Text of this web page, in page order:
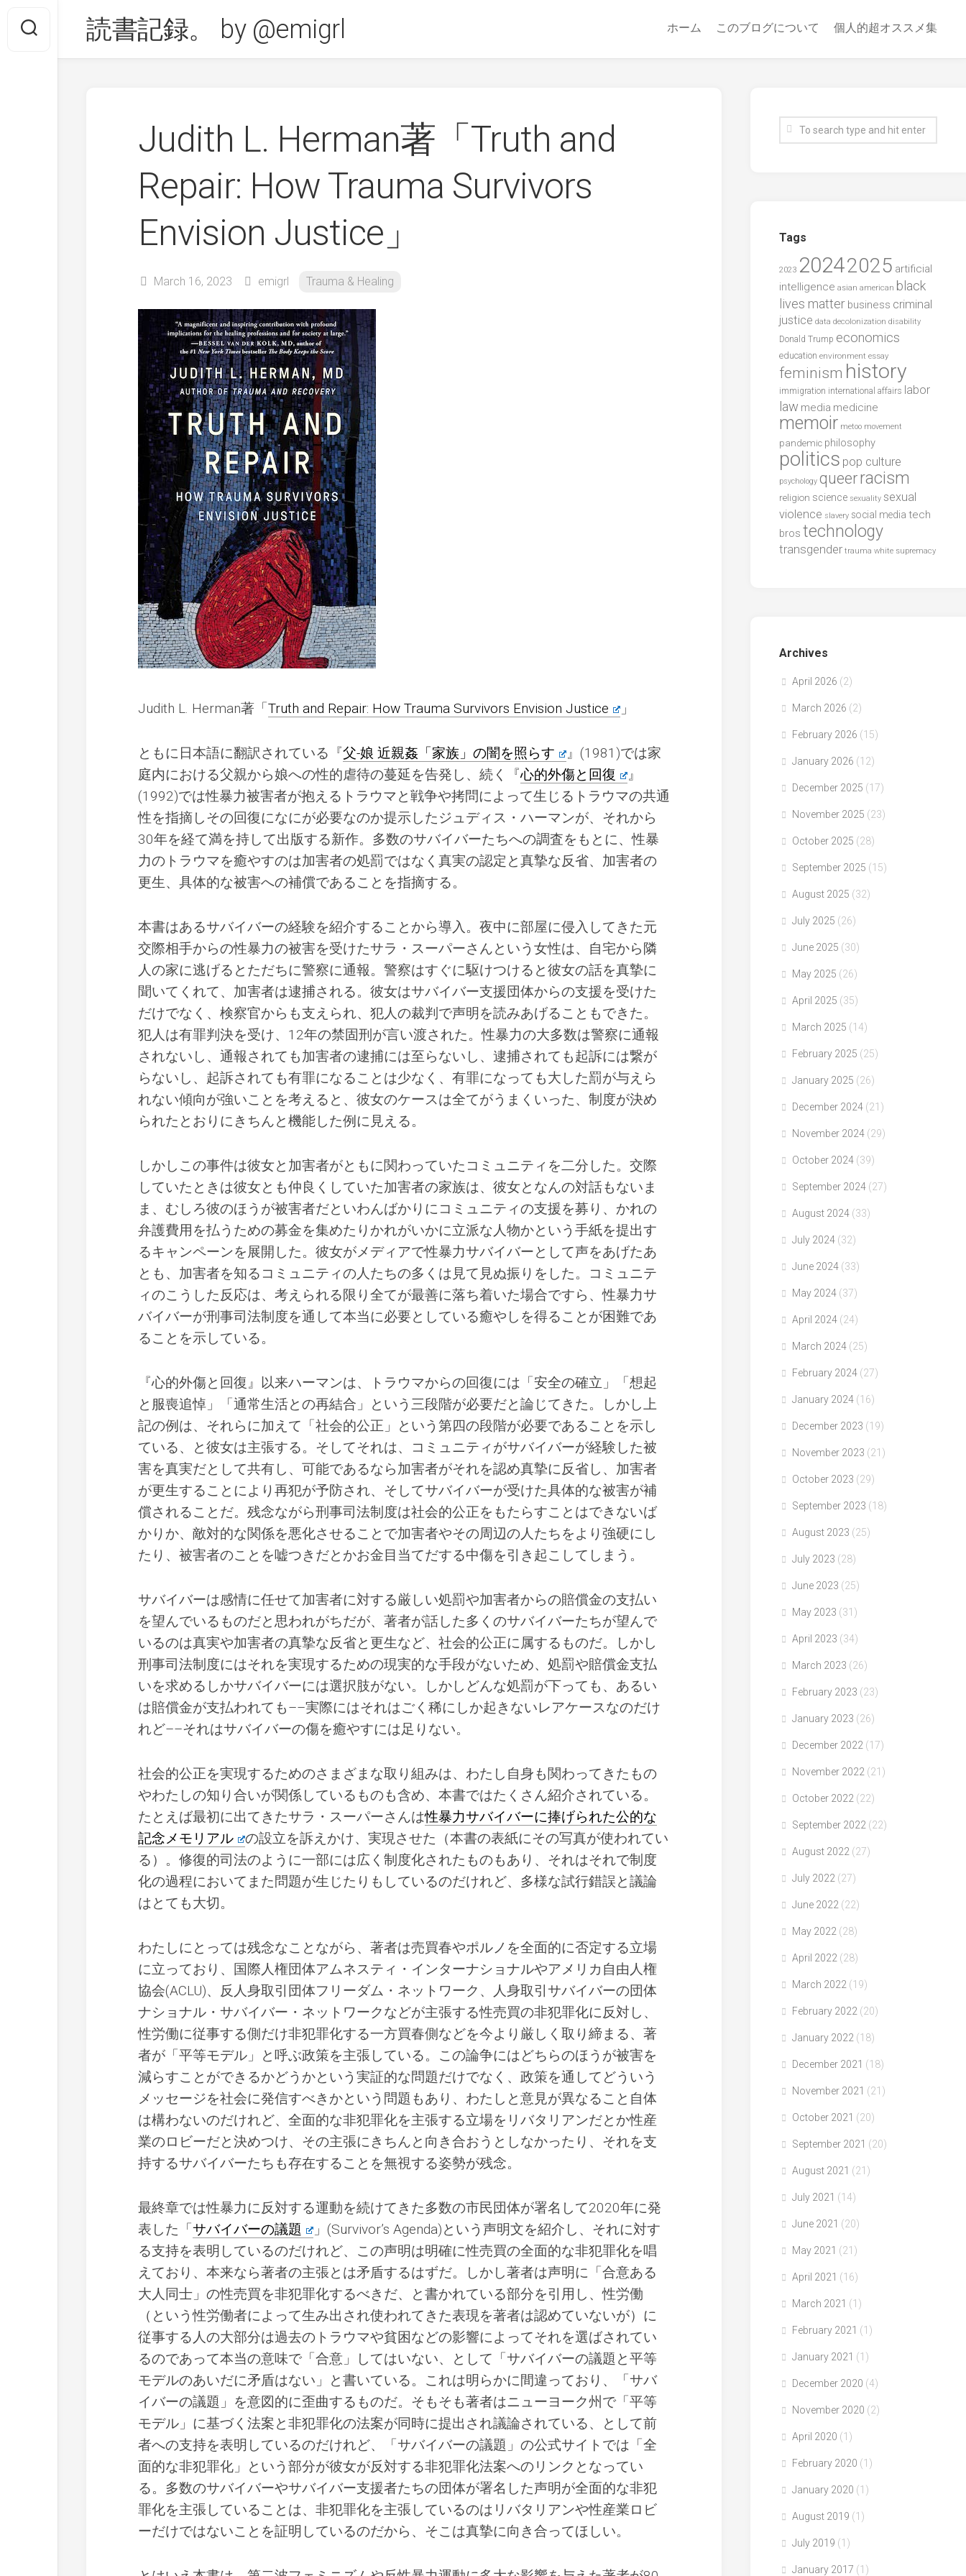
content
読書記録。 by @emigrl ホーム このブログについて 個人的超オススメ集
Judith L. Herman著「Truth and
Repair: How Trauma Survivors
Envision Justice」
March 16, 2023 emigrl Trauma & Healing
Judith L. Herman著「Truth and Repair: How Trauma Survivors Envision Justice 」
ともに日本語に翻訳されている『父-娘 近親姦「家族」の闇を照らす
』(1981)では家
庭内における父親から娘への性的虐待の蔓延を告発し、続く『心的外傷と回復
』
(1992)では性暴力被害者が抱えるトラウマと戦争や拷問によって生じるトラウマの共通
性を指摘しその回復になにが必要なのか提示したジュディス・ハーマンが、それから
30年を経て満を持して出版する新作。多数のサバイバーたちへの調査をもとに、性暴
力のトラウマを癒やすのは加害者の処罰ではなく真実の認定と真摯な反省、加害者の
更生、具体的な被害への補償であることを指摘する。
本書はあるサバイバーの経験を紹介することから導入。夜中に部屋に侵入してきた元
交際相手からの性暴力の被害を受けたサラ・スーパーさんという女性は、自宅から隣
人の家に逃げるとただちに警察に通報。警察はすぐに駆けつけると彼女の話を真摯に
聞いてくれて、加害者は逮捕される。彼女はサバイバー支援団体からの支援を受けた
だけでなく、検察官からも支えられ、犯人の裁判で声明を読みあげることもできた。
犯人は有罪判決を受け、12年の禁固刑が言い渡された。性暴力の大多数は警察に通報
されないし、通報されても加害者の逮捕には至らないし、逮捕されても起訴には繋が
らないし、起訴されても有罪になることは少なく、有罪になっても大した罰が与えら
れない傾向が強いことを考えると、彼女のケースは全てがうまくいった、制度が決め
られたとおりにきちんと機能した例に見える。
しかしこの事件は彼女と加害者がともに関わっていたコミュニティを二分した。交際
していたときは彼女とも仲良くしていた加害者の家族は、彼女となんの対話もないま
ま、むしろ彼のほうが被害者だといわんばかりにコミュニティの支援を募り、かれの
弁護費用を払うための募金を集めたりかれがいかに立派な人物かという手紙を提出す
るキャンペーンを展開した。彼女がメディアで性暴力サバイバーとして声をあげたあ
とも、加害者を知るコミュニティの人たちの多くは見て見ぬ振りをした。コミュニテ
ィのこうした反応は、考えられる限り全てが最善に落ち着いた場合ですら、性暴力サ
バイバーが刑事司法制度を通して本当に必要としている癒やしを得ることが困難であ
ることを示している。
『心的外傷と回復』以来ハーマンは、トラウマからの回復には「安全の確立」「想起
と服喪追悼」「通常生活との再結合」という三段階が必要だと論じてきた。しかし上
記の例は、それらに加えて「社会的公正」という第四の段階が必要であることを示し
ている、と彼女は主張する。そしてそれは、コミュニティがサバイバーが経験した被
害を真実だとして共有し、可能であるなら加害者がそれを認め真摯に反省し、加害者
が更生することにより再犯が予防され、そしてサバイバーが受けた具体的な被害が補
償されることだ。残念ながら刑事司法制度は社会的公正をもたらすことはできないば
かりか、敵対的な関係を悪化させることで加害者やその周辺の人たちをより強硬にし
たり、被害者のことを嘘つきだとかお金目当てだする中傷を引き起こしてしまう。
サバイバーは感情に任せて加害者に対する厳しい処罰や加害者からの賠償金の支払い
を望んでいるものだと思われがちだが、著者が話した多くのサバイバーたちが望んで
いるのは真実や加害者の真摯な反省と更生など、社会的公正に属するものだ。しかし
刑事司法制度にはそれを実現するための現実的な手段がないため、処罰や賠償金支払
いを求めるしかサバイバーには選択肢がない。しかしどんな処罰が下っても、あるい
は賠償金が支払われても––実際にはそれはごく稀にしか起きないレアケースなのだけ
れど––それはサバイバーの傷を癒やすには足りない。
社会的公正を実現するためのさまざまな取り組みは、わたし自身も関わってきたもの
やわたしの知り合いが関係しているものも含め、本書ではたくさん紹介されている。
たとえば最初に出てきたサラ・スーパーさんは性暴力サバイバーに捧げられた公的な
記念メモリアル
の設立を訴えかけ、実現させた（本書の表紙にその写真が使われてい
る）。修復的司法のように一部には広く制度化されたものもあり、それはそれで制度
化の過程においてまた問題が生じたりもしているのだけれど、多様な試行錯誤と議論
はとても大切。
わたしにとっては残念なことながら、著者は売買春やポルノを全面的に否定する立場
に立っており、国際人権団体アムネスティ・インターナショナルやアメリカ自由人権
協会(ACLU)、反人身取引団体フリーダム・ネットワーク、人身取引サバイバーの団体
ナショナル・サバイバー・ネットワークなどが主張する性売買の非犯罪化に反対し、
性労働に従事する側だけ非犯罪化する一方買春側などを今より厳しく取り締まる、著
者が「平等モデル」と呼ぶ政策を主張している。この論争にはどちらのほうが被害を
減らすことができるかどうかという実証的な問題だけでなく、政策を通してどういう
メッセージを社会に発信すべきかという問題もあり、わたしと意見が異なること自体
は構わないのだけれど、全面的な非犯罪化を主張する立場をリバタリアンだとか性産
業のロビーだと決めつけ、その主張にきちんと向き合おうとしなかったり、それを支
持するサバイバーたちも存在することを無視する姿勢が残念。
最終章では性暴力に反対する運動を続けてきた多数の市民団体が署名して2020年に発
表した「サバイバーの議題
」(Survivor’s Agenda)という声明文を紹介し、それに対す
る支持を表明しているのだけれど、この声明は明確に性売買の全面的な非犯罪化を唱
えており、本来なら著者の主張とは矛盾するはずだ。しかし著者は声明に「合意ある
大人同士」の性売買を非犯罪化するべきだ、と書かれている部分を引用し、性労働
（という性労働者によって生み出され使われてきた表現を著者は認めていないが）に
従事する人の大部分は過去のトラウマや貧困などの影響によってそれを選ばされてい
るのであって本当の意味で「合意」してはいない、として「サバイバーの議題と平等
モデルのあいだに矛盾はない」と書いている。これは明らかに間違っており、「サバ
イバーの議題」を意図的に歪曲するものだ。そもそも著者はニューヨーク州で「平等
モデル」に基づく法案と非犯罪化の法案が同時に提出され議論されている、として前
者への支持を表明しているのだけれど、「サバイバーの議題」の公式サイトでは「全
面的な非犯罪化」という部分が彼女が反対する非犯罪化法案へのリンクとなってい
る。多数のサバイバーやサバイバー支援者たちの団体が署名した声明が全面的な非犯
罪化を主張していることは、非犯罪化を主張しているのはリバタリアンや性産業ロビ
ーだけではないことを証明しているのだから、そこは真摯に向き合ってほしい。
Tags
2023 20242025 artificial
intelligence asian american black
lives matter business criminal
justice data decolonization disability
Donald Trump economics
education environment essay
feminism history
immigration international affairs labor
law media medicine
memoir metoo movement
pandemic philosophy
politics pop culture
psychology queerracism
religion science sexuality sexual
violence slavery social media tech
bros technology
transgender trauma white supremacy
Archives
April 2026 (2)
March 2026 (2)
February 2026 (15)
January 2026 (12)
December 2025 (17)
November 2025 (23)
October 2025 (28)
September 2025 (15)
August 2025 (32)
July 2025 (26)
June 2025 (30)
May 2025 (26)
April 2025 (35)
March 2025 (14)
February 2025 (25)
January 2025 (26)
December 2024 (21)
November 2024 (29)
October 2024 (39)
September 2024 (27)
August 2024 (33)
July 2024 (32)
June 2024 (33)
May 2024 (37)
April 2024 (24)
March 2024 (25)
February 2024 (27)
January 2024 (16)
December 2023 (19)
November 2023 (21)
October 2023 (29)
September 2023 (18)
August 2023 (25)
July 2023 (28)
June 2023 (25)
May 2023 (31)
April 2023 (34)
March 2023 (26)
February 2023 (23)
January 2023 (26)
December 2022 (17)
November 2022 (21)
October 2022 (22)
September 2022 (22)
August 2022 (27)
July 2022 (27)
June 2022 (22)
May 2022 (28)
April 2022 (28)
March 2022 (19)
February 2022 (20)
January 2022 (18)
December 2021 (18)
November 2021 (21)
October 2021 (20)
September 2021 (20)
August 2021 (21)
July 2021 (14)
June 2021 (20)
May 2021 (21)
April 2021 (16)
March 2021 (1)
February 2021 (1)
January 2021 (1)
December 2020 (4)
November 2020 (2)
April 2020 (1)
February 2020 (1)
January 2020 (1)
August 2019 (1)
July 2019 (1)
January 2017 (1)